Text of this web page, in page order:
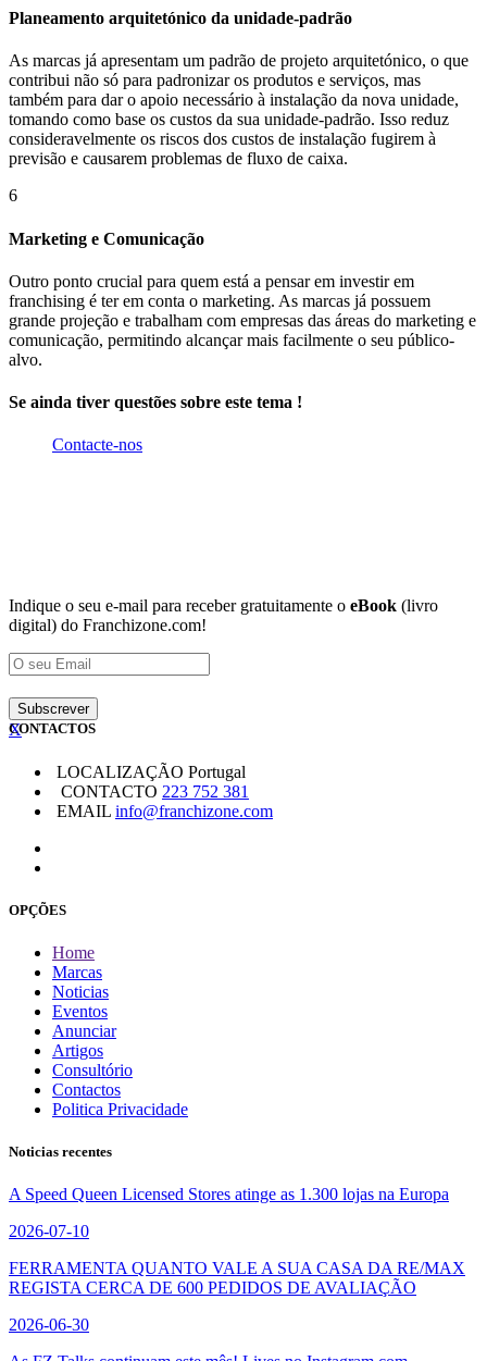
Planeamento arquitetónico da unidade-padrão
As marcas já apresentam um padrão de projeto arquitetónico, o que
contribui não só para padronizar os produtos e serviços, mas
também para dar o apoio necessário à instalação da nova unidade,
tomando como base os custos da sua unidade-padrão. Isso reduz
consideravelmente os riscos dos custos de instalação fugirem à
previsão e causarem problemas de fluxo de caixa.
6
Marketing e Comunicação
Outro ponto crucial para quem está a pensar em investir em
franchising é ter em conta o marketing. As marcas já possuem
grande projeção e trabalham com empresas das áreas do marketing e
comunicação, permitindo alcançar mais facilmente o seu público-
alvo.
Se ainda tiver questões sobre este tema !
Contacte-nos
Indique o seu e-mail para receber gratuitamente o eBook (livro
digital) do Franchizone.com!
X
CONTACTOS
LOCALIZAÇÃO Portugal
CONTACTO 223 752 381
EMAIL info@franchizone.com
OPÇÕES
Home
Marcas
Noticias
Eventos
Anunciar
Artigos
Consultório
Contactos
Politica Privacidade
Noticias recentes
A Speed Queen Licensed Stores atinge as 1.300 lojas na Europa
2026-07-10
FERRAMENTA QUANTO VALE A SUA CASA DA RE/MAX
REGISTA CERCA DE 600 PEDIDOS DE AVALIAÇÃO
2026-06-30